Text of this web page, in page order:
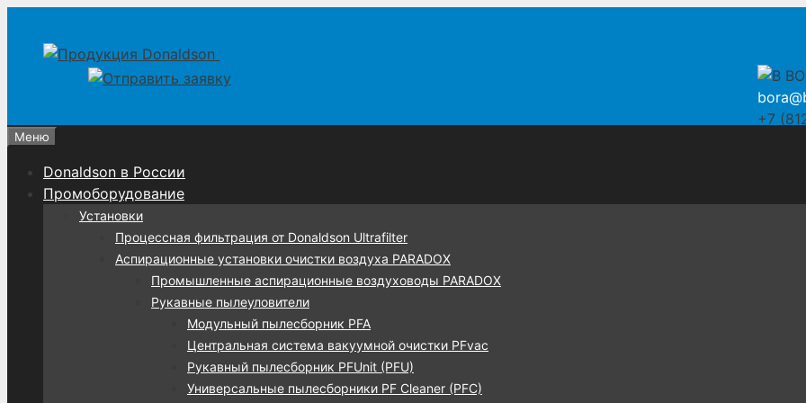
содержимому
содержимому
+7
Меню
Donaldson в России
Промоборудование
Установки
Процессная фильтрация от Donaldson Ultrafilter
Аспирационные установки очистки воздуха PARADOX
Промышленные аспирационные воздуховоды PARADOX
Рукавные пылеуловители
Модульный пылесборник PFA
Центральная система вакуумной очистки PFvac
Рукавный пылесборник PFUnit (PFU)
Универсальные пылесборники PF Cleaner (PFC)